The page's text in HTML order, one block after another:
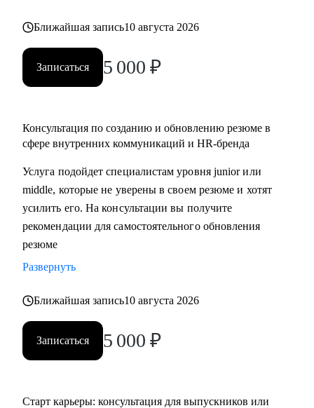
• помочь разобраться с нюансами работы по этим
направлениями и с тем, как это устроено в различных
компаниях и отраслях
• проанализировать ваше текущее резюме и дать советы
• специалистам, которые хотят развиваться в сфере
мероприятий, комьюнити-менеджмента
• тем, кто хочет сменить карьерный трек и перейти во
внутриком, HR-бренд и корпоративный ивент
• специалистам уровня Junior и Middle: внутренние
коммуникации, HR-бренд, event-менеджер
Ближайшая запись10 августа 2026
Записаться 5 000 ₽
Консультация по созданию и обновлению резюме в
сфере внутренних коммуникаций и HR-бренда
Услуга подойдет специалистам уровня junior или
middle, которые не уверены в своем резюме и хотят
усилить его. На консультации вы получите
рекомендации для самостоятельного обновления
резюме
Развернуть
Ближайшая запись10 августа 2026
Записаться 5 000 ₽
Старт карьеры: консультация для выпускников или